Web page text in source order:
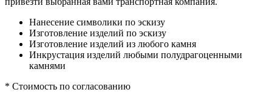
Нанесение символики по эскизу
Изготовление изделий по эскизу
Изготовление изделий из любого камня
Инкрустация изделий любыми полудрагоценными
камнями
* Стоимость по согласованию